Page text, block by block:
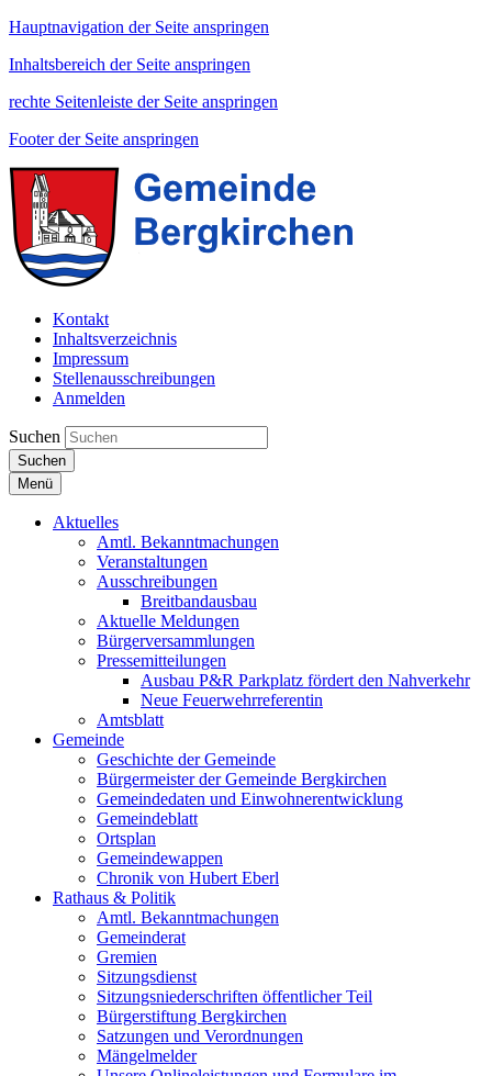
Hauptnavigation der Seite anspringen
Inhaltsbereich der Seite anspringen
rechte Seitenleiste der Seite anspringen
Footer der Seite anspringen
Kontakt
Inhaltsverzeichnis
Impressum
Stellenausschreibungen
Anmelden
Suchen
Suchen
Menü
Aktuelles
Amtl. Bekanntmachungen
Veranstaltungen
Ausschreibungen
Breitbandausbau
Aktuelle Meldungen
Bürgerversammlungen
Pressemitteilungen
Ausbau P&R Parkplatz fördert den Nahverkehr
Neue Feuerwehrreferentin
Amtsblatt
Gemeinde
Geschichte der Gemeinde
Bürgermeister der Gemeinde Bergkirchen
Gemeindedaten und Einwohnerentwicklung
Gemeindeblatt
Ortsplan
Gemeindewappen
Chronik von Hubert Eberl
Rathaus & Politik
Amtl. Bekanntmachungen
Gemeinderat
Gremien
Sitzungsdienst
Sitzungsniederschriften öffentlicher Teil
Bürgerstiftung Bergkirchen
Satzungen und Verordnungen
Mängelmelder